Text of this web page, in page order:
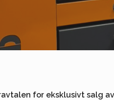
for eksklusivt salg av